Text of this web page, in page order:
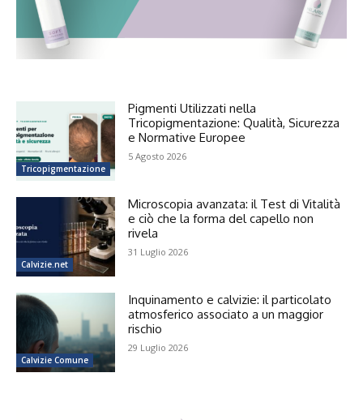
Tricopigmentazione
Pigmenti Utilizzati nella
Tricopigmentazione: Qualità, Sicurezza
e Normative Europee
5 Agosto 2026
Calvizie.net
Microscopia avanzata: il Test di Vitalità
e ciò che la forma del capello non
rivela
31 Luglio 2026
Calvizie Comune
Inquinamento e calvizie: il particolato
atmosferico associato a un maggior
rischio
29 Luglio 2026